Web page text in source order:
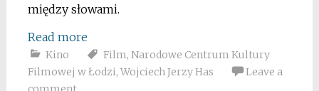
między słowami.
Read more
Kino Film, Narodowe Centrum Kultury
Filmowej w Łodzi, Wojciech Jerzy Has
Leave a